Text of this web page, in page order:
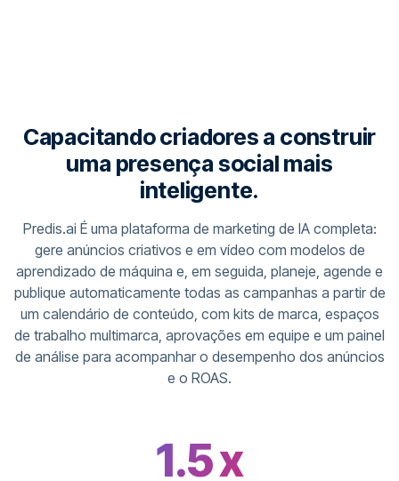
Capacitando criadores a construir
uma presença social mais
inteligente.
Predis.ai É uma plataforma de marketing de IA completa:
gere anúncios criativos e em vídeo com modelos de
aprendizado de máquina e, em seguida, planeje, agende e
publique automaticamente todas as campanhas a partir de
um calendário de conteúdo, com kits de marca, espaços
de trabalho multimarca, aprovações em equipe e um painel
de análise para acompanhar o desempenho dos anúncios
e o ROAS.
1.5 x